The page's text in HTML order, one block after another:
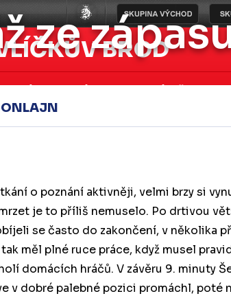
BROD
A-tým Zápasy Mládež
ze
ONLAJN
o poznání aktivněji, velmi brzy si
je to příliš nemuselo. Po drtivou
se často do zakončení, v několika
měl plné ruce práce, když musel
domácích hráčů. V závěru 9. minuty
v dobré palebné pozici promáchl, poté